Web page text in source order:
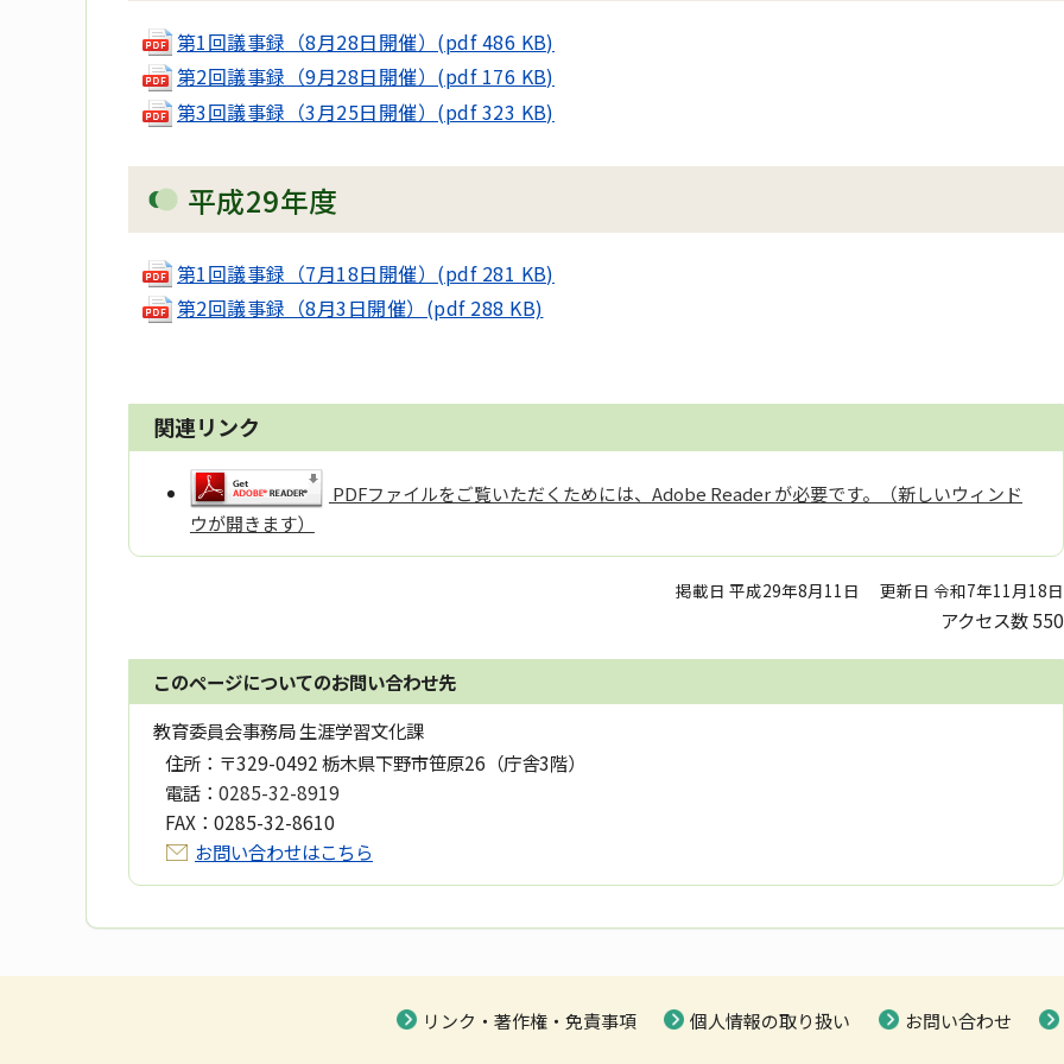
第1回議事録（8月28日開催）(pdf 486 KB)
第2回議事録（9月28日開催）(pdf 176 KB)
第3回議事録（3月25日開催）(pdf 323 KB)
平成29年度
第1回議事録（7月18日開催）(pdf 281 KB)
第2回議事録（8月3日開催）(pdf 288 KB)
関連リンク
PDFファイルをご覧いただくためには、Adobe Reader が必要です。（新しいウィンド
ウが開きます）
掲載日 平成29年8月11日 更新日 令和7年11月18日
アクセス数550
このページについてのお問い合わせ先
教育委員会事務局 生涯学習文化課
住所： 〒329-0492 栃木県下野市笹原26（庁舎3階）
電話： 0285-32-8919
FAX： 0285-32-8610
お問い合わせはこちら
リンク・著作権・免責事項 個人情報の取り扱い お問い合わせ